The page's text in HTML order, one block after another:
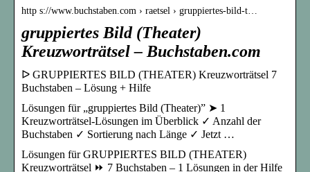
http s://www.buchstaben.com › raetsel › gruppiertes-bild-t…
gruppiertes Bild (Theater)
Kreuzworträtsel – Buchstaben.com
ᐅ GRUPPIERTES BILD (THEATER) Kreuzworträtsel 7
Buchstaben – Lösung + Hilfe
Lösungen für „gruppiertes Bild (Theater)” ➤ 1
Kreuzworträtsel-Lösungen im Überblick ✓ Anzahl der
Buchstaben ✓ Sortierung nach Länge ✓ Jetzt …
Lösungen für GRUPPIERTES BILD (THEATER)
Kreuzworträtsel ⏩ 7 Buchstaben – 1 Lösungen in der Hilfe